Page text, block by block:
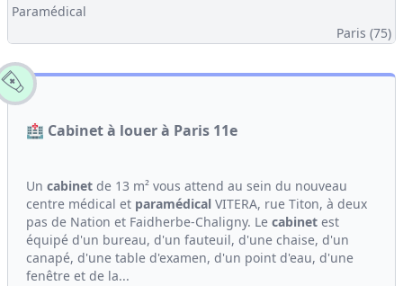
Paramédical
Paris (75)
🏥 Cabinet à louer à Paris 11e
Un cabinet de 13 m² vous attend au sein du nouveau
centre médical et paramédical VITERA, rue Titon, à deux
pas de Nation et Faidherbe-Chaligny. Le cabinet est
équipé d'un bureau, d'un fauteuil, d'une chaise, d'un
canapé, d'une table d'examen, d'un point d'eau, d'une
fenêtre et de la...